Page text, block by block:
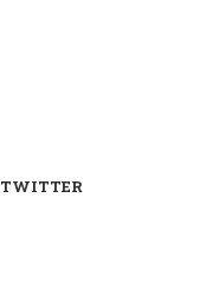
TWITTER